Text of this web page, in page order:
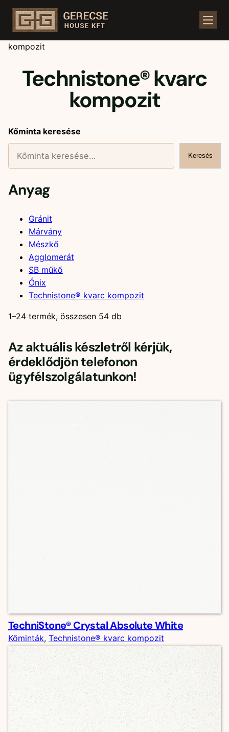
Kezdőlap/Üzlet
kompozit
Technistone® kvarc
kompozit
Kőminta keresése
Keresés
Anyag
Gránit
Márvány
Mészkő
Agglomerát
SB műkő
Ónix
Technistone® kvarc kompozit
1–24 termék, összesen 54 db
Az aktuális készletről kérjük,
érdeklődjön telefonon
ügyfélszolgálatunkon!
TechniStone® Crystal Absolute White
Kőminták, Technistone® kvarc kompozit